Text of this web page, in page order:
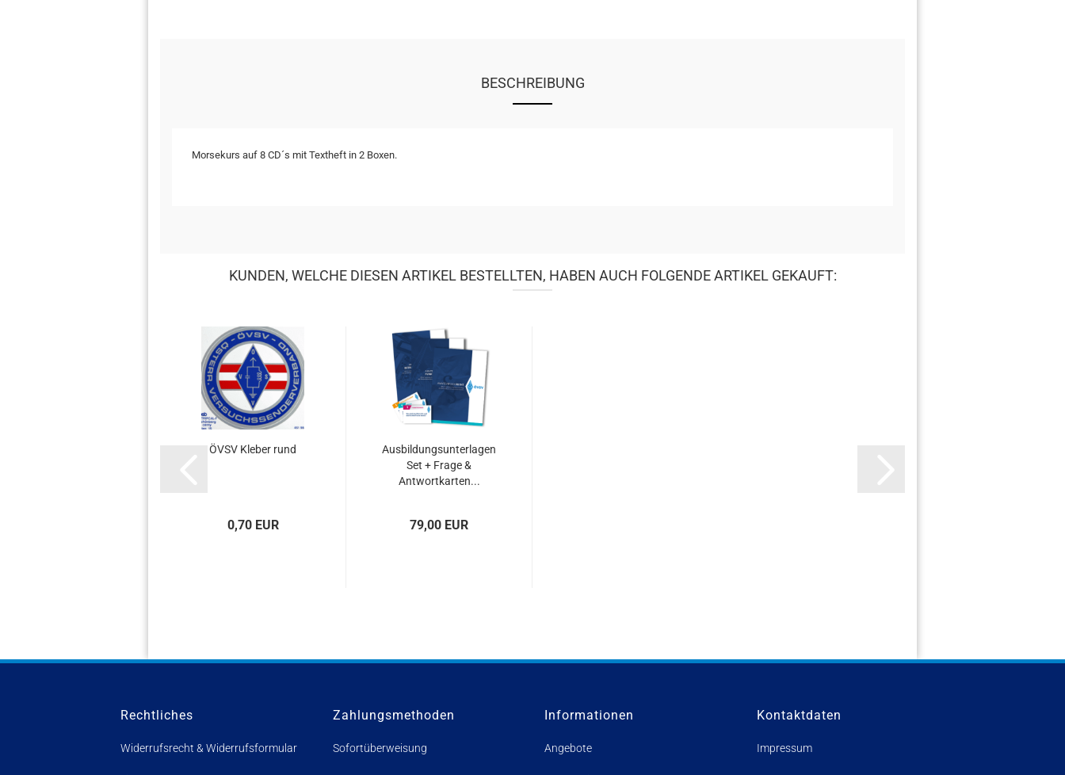
BESCHREIBUNG
Morsekurs auf 8 CD´s mit Textheft in 2 Boxen.
KUNDEN, WELCHE DIESEN ARTIKEL BESTELLTEN, HABEN AUCH FOLGENDE ARTIKEL GEKAUFT:
ÖVSV Kleber rund
0,70 EUR
Ausbildungsunterlagen
Set + Frage &
Antwortkarten...
79,00 EUR
Rechtliches
Widerrufsrecht & Widerrufsformular
Zahlungsmethoden
Sofortüberweisung
Informationen
Angebote
Kontaktdaten
Impressum